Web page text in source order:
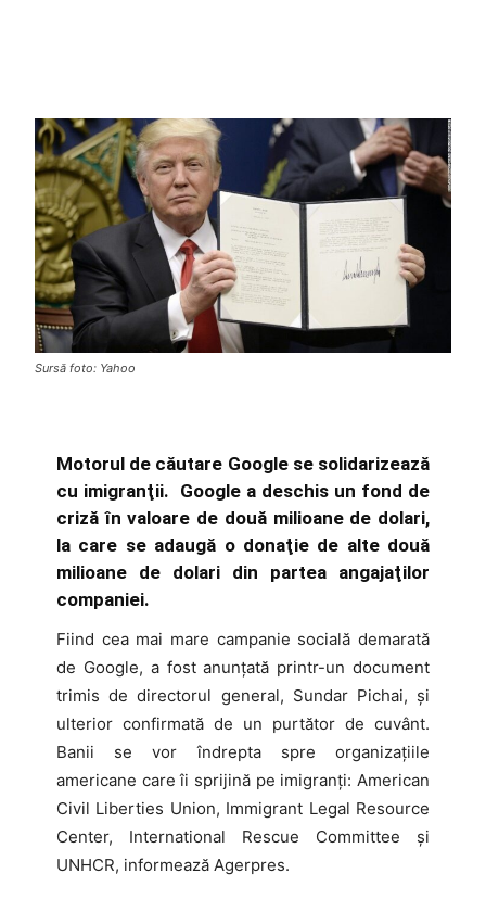
Sursă foto: Yahoo
Motorul de căutare Google se solidarizează
cu imigranţii. Google a deschis un fond de
criză în valoare de două milioane de dolari,
la care se adaugă o donaţie de alte două
milioane de dolari din partea angajaţilor
companiei.
Fiind cea mai mare campanie socială demarată
de Google, a fost anunţată printr-un document
trimis de directorul general, Sundar Pichai, şi
ulterior confirmată de un purtător de cuvânt.
Banii se vor îndrepta spre organizaţiile
americane care îi sprijină pe imigranţi: American
Civil Liberties Union, Immigrant Legal Resource
Center, International Rescue Committee și
UNHCR, informează Agerpres.